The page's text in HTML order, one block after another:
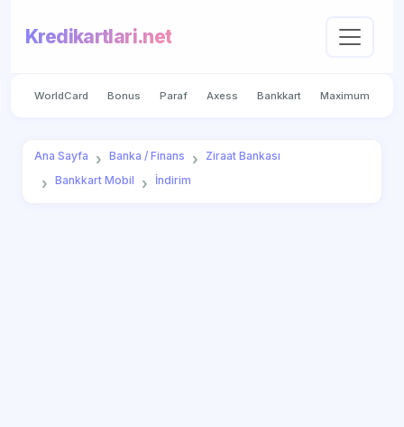
Kredikartlari.net
WorldCard Bonus Paraf Axess Bankkart Maximum
Ana Sayfa Banka / Finans
Ziraat Bankası
Bankkart Mobil
İndirim